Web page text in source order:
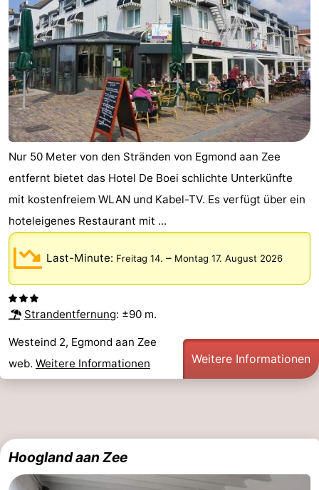
Nur 50 Meter von den Stränden von Egmond aan Zee
entfernt bietet das Hotel De Boei schlichte Unterkünfte
mit kostenfreiem WLAN und Kabel-TV. Es verfügt über ein
hoteleigenes Restaurant mit ...
Last-Minute: Freitag 14. – Montag 17. August 2026
Strandentfernung: ±90 m.
Westeind 2, Egmond aan Zee
web. Weitere Informationen Weitere Informationen
Hoogland aan Zee